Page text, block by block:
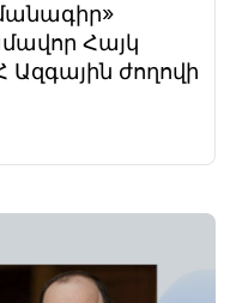
Հայկ
Ազգային ժողովի